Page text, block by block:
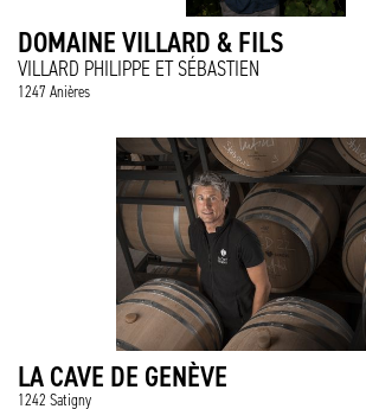
DOMAINE VILLARD & FILS
VILLARD PHILIPPE ET SÉBASTIEN
1247 Anières
LA CAVE DE GENÈVE
1242 Satigny